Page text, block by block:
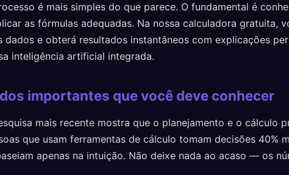
é mais simples do que parece. O fundamental é
as fórmulas adequadas. Na nossa calculadora gratuita,
dados e obterá resultados instantâneos com explicações
inteligência artificial integrada.
importantes que você deve conhecer
mais recente mostra que o planejamento e o cálculo
que usam ferramentas de cálculo tomam decisões 40%
apenas na intuição. Não deixe nada ao acaso — os